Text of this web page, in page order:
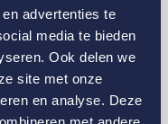
advertenties te
media te bieden
Ook delen we
site met onze
en analyse. Deze